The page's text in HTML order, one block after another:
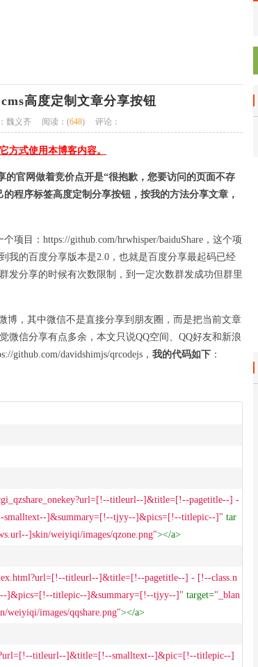
高度定制文章分享按钮
魏义齐 阅读：(648) 评论：
方式使用本博客内容。
官网做着竞价点开是“很抱歉，您要访问的页面不存
程序标签高度定制分享按钮，按我的方法分享文章，
项目：https://github.com/hrwhisper/baiduShare，这个项
我的百度分享版本是2.0，也就是百度分享最起码已经
发分享的时候有次数限制，到一定次数群发成功但群里
博，其中微信不是直接分享到朋友圈，而是把当前文章
微信分享有点多余，本文只说QQ空间、QQ好友和新浪
github.com/davidshimjs/qrcodejs， 我的代码如下 ：
titleurl--]&title=[!--pagetitle--] -
smalltext--]&summary=[!--tjyy--]&pics=[!--titlepic--]" tar
]skin/weiyiqi/images/qzone.png"></a>
titleurl--]&title=[!--pagetitle--] - [!--class.n
]&pics=[!--titlepic--]&summary=[!--tjyy--]" target="_blan
weiyiqi/images/qqshare.png"></a>
titleurl--]&title=[!--smalltext--]&pic=[!--titlepic--]